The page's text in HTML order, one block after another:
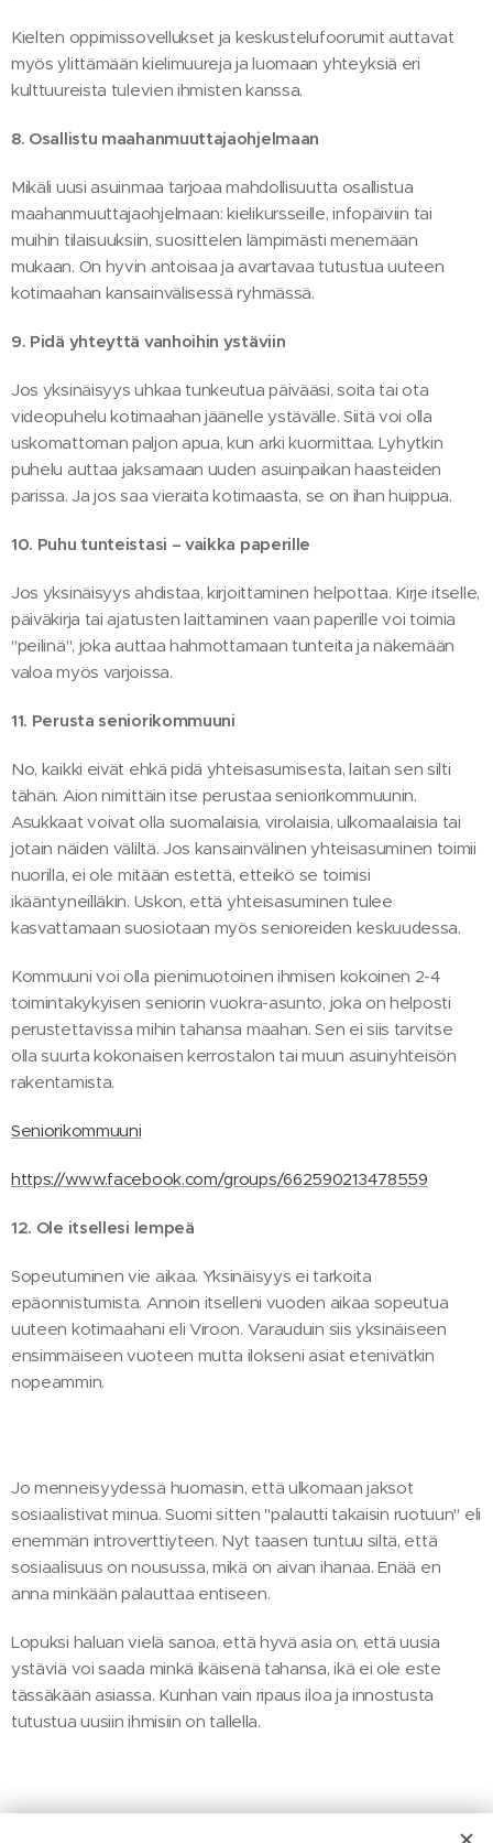
Kielten oppimissovellukset ja keskustelufoorumit auttavat
myös ylittämään kielimuureja ja luomaan yhteyksiä eri
kulttuureista tulevien ihmisten kanssa.
8. Osallistu maahanmuuttajaohjelmaan
Mikäli uusi asuinmaa tarjoaa mahdollisuutta osallistua
maahanmuuttajaohjelmaan: kielikursseille, infopäiviin tai
muihin tilaisuuksiin, suosittelen lämpimästi menemään
mukaan. On hyvin antoisaa ja avartavaa tutustua uuteen
kotimaahan kansainvälisessä ryhmässä.
9. Pidä yhteyttä vanhoihin ystäviin
Jos yksinäisyys uhkaa tunkeutua päivääsi, soita tai ota
videopuhelu kotimaahan jäänelle ystävälle. Siitä voi olla
uskomattoman paljon apua, kun arki kuormittaa. Lyhytkin
puhelu auttaa jaksamaan uuden asuinpaikan haasteiden
parissa. Ja jos saa vieraita kotimaasta, se on ihan huippua.
10. Puhu tunteistasi – vaikka paperille
Jos yksinäisyys ahdistaa, kirjoittaminen helpottaa. Kirje itselle,
päiväkirja tai ajatusten laittaminen vaan paperille voi toimia
"peilinä", joka auttaa hahmottamaan tunteita ja näkemään
valoa myös varjoissa.
11. Perusta seniorikommuuni
No, kaikki eivät ehkä pidä yhteisasumisesta, laitan sen silti
tähän. Aion nimittäin itse perustaa seniorikommuunin.
Asukkaat voivat olla suomalaisia, virolaisia, ulkomaalaisia tai
jotain näiden väliltä. Jos kansainvälinen yhteisasuminen toimii
nuorilla, ei ole mitään estettä, etteikö se toimisi
ikääntyneilläkin. Uskon, että yhteisasuminen tulee
kasvattamaan suosiotaan myös senioreiden keskuudessa.
Kommuuni voi olla pienimuotoinen ihmisen kokoinen 2-4
toimintakykyisen seniorin vuokra-asunto, joka on helposti
perustettavissa mihin tahansa maahan. Sen ei siis tarvitse
olla suurta kokonaisen kerrostalon tai muun asuinyhteisön
rakentamista.
Seniorikommuuni
https://www.facebook.com/groups/662590213478559
12. Ole itsellesi lempeä
Sopeutuminen vie aikaa. Yksinäisyys ei tarkoita
epäonnistumista. Annoin itselleni vuoden aikaa sopeutua
uuteen kotimaahani eli Viroon. Varauduin siis yksinäiseen
ensimmäiseen vuoteen mutta ilokseni asiat etenivätkin
nopeammin.
Jo menneisyydessä huomasin, että ulkomaan jaksot
sosiaalistivat minua. Suomi sitten "palautti takaisin ruotuun" eli
enemmän introverttiyteen. Nyt taasen tuntuu siltä, että
sosiaalisuus on nousussa, mikä on aivan ihanaa. Enää en
anna minkään palauttaa entiseen.
Lopuksi haluan vielä sanoa, että hyvä asia on, että uusia
ystäviä voi saada minkä ikäisenä tahansa, ikä ei ole este
tässäkään asiassa. Kunhan vain ripaus iloa ja innostusta
tutustua uusiin ihmisiin on tallella.